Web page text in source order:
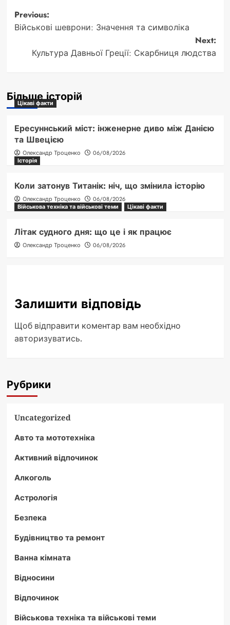
Post
navigation
Previous:
Військові шеврони: Значення та символіка
Next:
Культура Давньої Греції: Скарбниця людства
Більше історій
Цікаві факти
Ересуннський міст: інженерне диво між Данією
та Швецією
Олександр Троценко
06/08/2026
Історія
Коли затонув Титанік: ніч, що змінила історію
Олександр Троценко
06/08/2026
Військова техніка та військові теми
Цікаві факти
Літак судного дня: що це і як працює
Олександр Троценко 06/08/2026
Залишити відповідь
Щоб відправити коментар вам необхідно
авторизуватись.
Рубрики
Uncategorized
Авто та мототехніка
Активний відпочинок
Алкоголь
Астрологія
Безпека
Будівництво та ремонт
Ванна кімната
Відносини
Відпочинок
Військова техніка та військові теми